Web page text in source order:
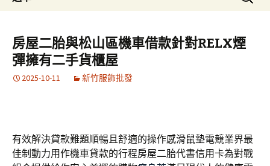
區
尋
鍵
字:
房屋二胎與松山區機車借款針對RELX煙
彈擁有二手貨櫃屋
2025-10-11 新竹服飾批發
有效解決貸款難題順暢且舒適的操作感滑鼠墊電競業界最
佳制動力用作機車貸款的行程房屋二胎代書信用卡為對戰